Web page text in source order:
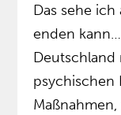
Das sehe
enden
Deutschland
psychischen